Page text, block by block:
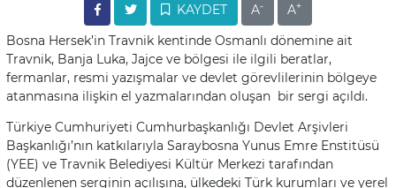
KAYDET A- A+
Bosna Hersek’in Travnik kentinde Osmanlı dönemine ait
Travnik, Banja Luka, Jajce ve bölgesi ile ilgili beratlar,
fermanlar, resmi yazışmalar ve devlet görevlilerinin bölgeye
atanmasına ilişkin el yazmalarından oluşan bir sergi açıldı.
Türkiye Cumhuriyeti Cumhurbaşkanlığı Devlet Arşivleri
Başkanlığı’nın katkılarıyla Saraybosna Yunus Emre Enstitüsü
(YEE) ve Travnik Belediyesi Kültür Merkezi tarafından
düzenlenen serginin açılışına, ülkedeki Türk kurumları ve yerel